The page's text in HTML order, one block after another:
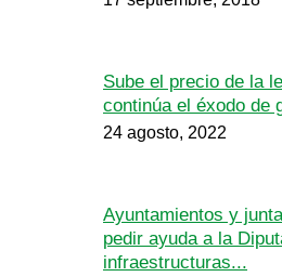
Sube el precio de la
continúa el éxodo de
24 agosto, 2022
Ayuntamientos y
pedir ayuda a la
infraestructuras...